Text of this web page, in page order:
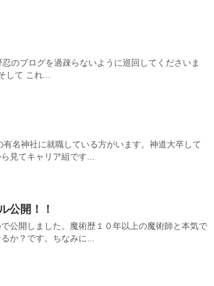
のブログを過疎らないように巡回してくださいま
して これ...
名神社に就職している方がいます。神道大卒して
見てキャリア組です...
公開！！
公開しました。魔術歴１０年以上の魔術師と本気で
か？です。ちなみに...